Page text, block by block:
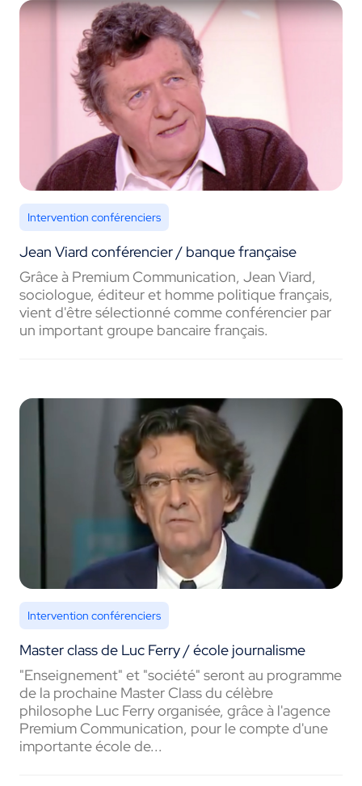
Intervention conférenciers
Jean Viard conférencier / banque française
Grâce à Premium Communication, Jean Viard,
sociologue, éditeur et homme politique français,
vient d'être sélectionné comme conférencier par
un important groupe bancaire français.
Intervention conférenciers
Master class de Luc Ferry / école journalisme
"Enseignement" et "société" seront au programme
de la prochaine Master Class du célèbre
philosophe Luc Ferry organisée, grâce à l'agence
Premium Communication, pour le compte d'une
importante école de...